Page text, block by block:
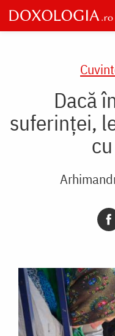
Skip
to
main
Dacă
suferinței,